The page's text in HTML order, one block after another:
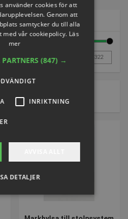
använder cookies för att
Genom att
samtycker du till alla
med vår cookiepolicy. Läs
mer
(847) →
INRIKTNING
DETALJER
Prestanda